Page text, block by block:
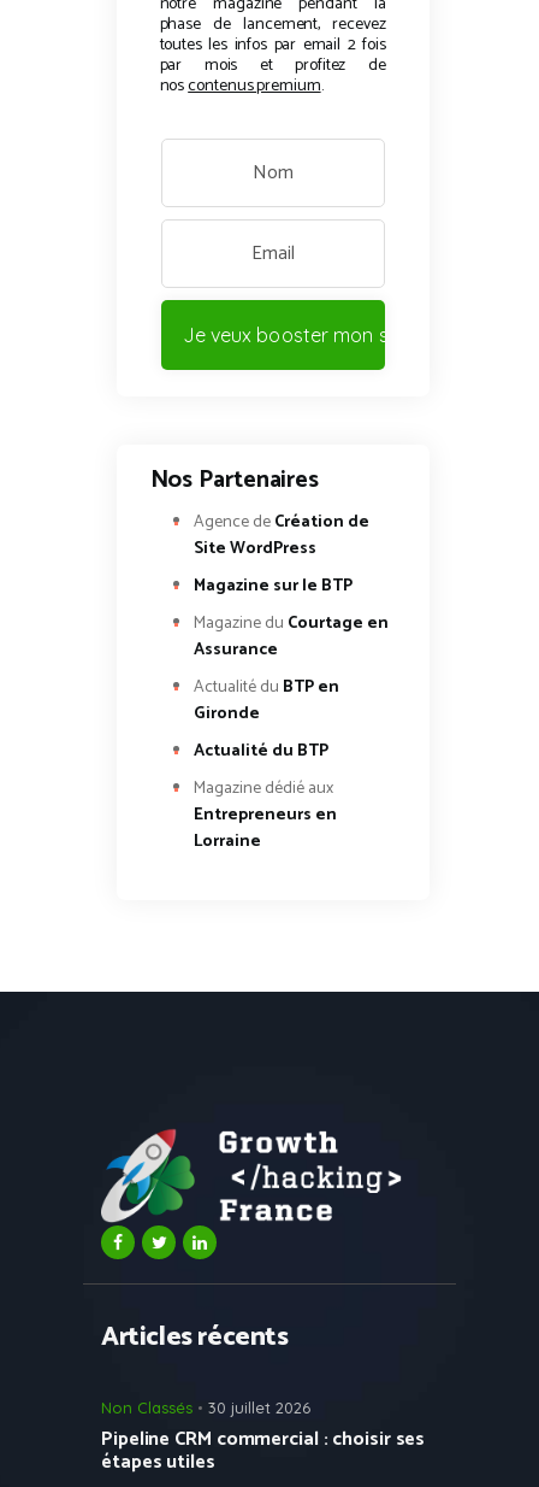
phase de lancement, recevez
toutes les infos par email 2 fois
par mois et profitez de
noscontenus premium.
Je veux booster mon site !
Nos Partenaires
Agence deCréation de
Site WordPress
Magazine sur le BTP
Magazine du Courtage en
Assurance
Actualité du BTP en
Gironde
Actualité du BTP
Magazine dédié aux
Entrepreneurs en
Lorraine
Articles récents
Non Classés 30 juillet 2026
Pipeline CRM commercial : choisir ses
étapes utiles